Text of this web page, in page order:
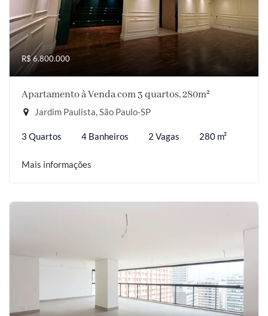
R$ 6.800.000
Apartamento à Venda com 3 quartos, 280m²
Jardim Paulista, São Paulo-SP
3 Quartos 4 Banheiros 2 Vagas 280 m²
Mais informações